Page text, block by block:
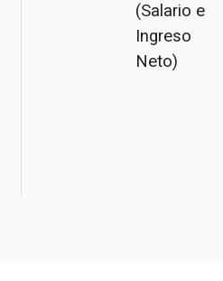
(Salario e
Ingreso
Neto)